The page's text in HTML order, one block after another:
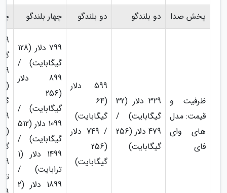
پخش صدا دو بلندگو دو بلندگو چهار بلندگو
ظرفیت و
قیمت: مدل
های وای
فای
329 دلار (32
گیگابایت) /
479 دلار (256
گیگابایت)
599 دلار
(64
گیگابایت)
/ 749 دلار
(256
گیگابایت)
799 دلار (128
گیگابایت) /
899 دلار
(256
گیگابایت) /
1099 دلار (512
گیگابایت) /
1499 دلار (1
ترابایت) /
1899 دلار (2